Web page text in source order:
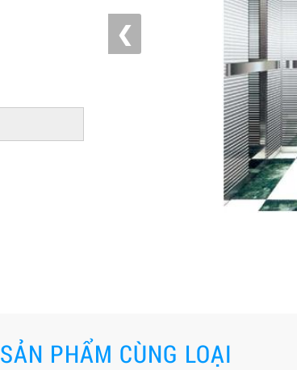
❮
SẢN PHẨM CÙNG LOẠI